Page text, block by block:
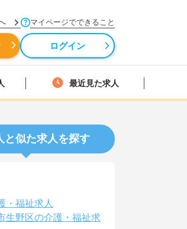
マイページでできること
ログイン
最近見た求人
と似た求人を探す
・福祉求人
生野区の介護・福祉求